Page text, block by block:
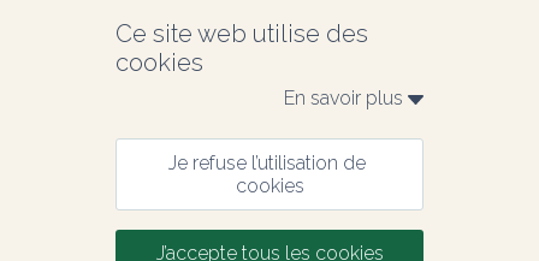
Ce site web utilise des
cookies
En savoir plus
Je refuse l’utilisation de
cookies
J’accepte tous les cookies